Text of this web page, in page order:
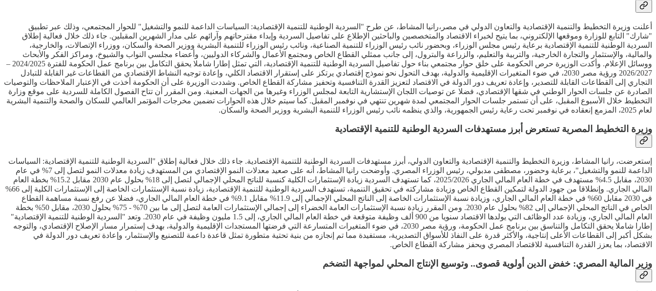
أعلنت وزيرة التخطيط والتنمية الإقتصادية والتعاون الدولي في مصر،رانيا المشاط، عن طرح "السردية الوطنية للتنمية الإقتصادية: السياسات الداعمة للنمو والتشغيل" للحوار المجتمعي، وذلك عبر تطبيق
"شارك" التابع للوزارة وموقعها الإلكتروني، بما يتيح لخبراء الاقتصاد والمتخصصين والباحثين الإطلاع على تفاصيل السردية وإبداء مقترحاتهم وآرائهم على مدار الشهرين المقبلين. جاء ذلك خلال فعالية إطلاق
السردية الوطنية للتنمية الإقتصادية برعاية رئيس مجلس الوزراء، وبحضور نائب رئيس الوزراء للتنمية الصناعية، ونائب رئيس الوزراء للتنمية البشرية ووزير الصحة والسكان، ووزراء الإتصالات، والخارجية،
والمالية، والإستثمار والتجارة الخارجية، والتربية والتعليم، والزراعة والبترول، إلى جانب ممثلي القطاع الخاص ومجتمع الأعمال والشركاء الدوليين، وأعضاء مجلسي النواب والشيوخ، ومراكز الفكر والأبحاث
ووسائل الإعلام. وأكدت الوزيرة حرص الحكومة على خلق حوار مجتمعي بناء حول تفاصيل السردية الوطنية للتنمية الإقتصادية، التي تمثل إطارا شاملا يحقق التكامل بين برنامج عمل الحكومة للفترة 2024/2025 –
2026/2027 ورؤية مصر 2030، في ضوء المتغيرات الإقليمية والدولية، بهدف التحول نحو نموذج إقتصادي يرتكز على إستقرار الاقتصاد الكلي، وإعادة توجيه النشاط الإقتصادي من القطاعات غير القابلة للتبادل
التجاري إلى القطاعات القابلة للتصدير، وإعادة تعريف دور الدولة في الاقتصاد لتعزيز القدرة التنافسية وتحفيز مشاركة القطاع الخاص. وشددت الوزيرة على أن الحكومة أخذت في الإعتبار الملاحظات والتوصيات
الصادرة عن جلسات الحوار الوطني في شقها الإقتصادي، فضلا عن توصيات اللجان الإستشارية التابعة لمجلس الوزراء وغيرها من الجهات المعنية. ومن المقرر أن تتاح الفصول الكاملة للسردية على موقع وزارة
التخطيط خلال الأسبوع المقبل، على أن تستمر جلسات الحوار المجتمعي لمدة شهرين تنتهي في نوفمبر المقبل. كما سيتم خلال هذه الحوارات تضمين مخرجات المؤتمر العالمي للسكان والصحة والتنمية البشرية
لعام 2025، المزمع إنعقاده في نوفمبر تحت رعاية رئيس الجمهورية، والذي ينظمه نائب رئيس الوزراء للتنمية البشرية ووزير الصحة والسكان.
وزيرة التخطيط المصرية تستعرض أبرز مستهدفات السردية الوطنية للتنمية الإقتصادية
إستعرضت، رانيا المشاط، وزيرة التخطيط والتنمية الإقتصادية والتعاون الدولي، أبرز مستهدفات السردية الوطنية للتنمية الإقتصادية. جاء ذلك خلال فعالية إطلاق "السردية الوطنية للتنمية الإقتصادية: السياسات
الداعمة للنمو والتشغيل"، برعاية وحضور، مصطفى مدبولي، رئيس الوزراء المصري. وأوضحت رانيا المشاط، أنه على صعيد معدلات النمو الإقتصادي من المستهدف زيادة معدلات النمو لتصل إلى 7% في عام
2030، مقابل 4.5% مستهدف في خطة العام المالي الجاري 2025/2026، كما تستهدف السردية زيادة الإستثمارات الكلية كنسبة للناتج المحلي الإجمالي لتصل إلى 18% بحلول عام 2030 مقابل 15.2% بخطة العام
المالي الجاري. وإنطلاقا من جهود الدولة لتمكين القطاع الخاص وزيادة مشاركته في تحقيق التنمية، تستهدف السردية الوطنية للتنمية الإقتصادية، زيادة نسبة الإستثمارات الخاصة إلى الإستثمارات الكلية إلى 66%
في 2030 مقابل 60% في خطة العام المالي الجاري، وزيادة نسبة الإستثمارات الخاصة إلى الناتج المحلي الإجمالي إلى 11.9% مقابل 9.1% في خطة العام المالي الجاري، فضلا عن رفع نسبة مساهمة القطاع
الخاص في الناتج المحلي الإجمالي إلى 82% بحلول عام 2030. ومن المقرر زيادة نسبة الإستثمارات العامة الخضراء إلى إجمالي الإستثمارات العامة لتصل إلى ما بين 70% - 75% بحلول 2030، مقابل 50% بخطة
العام المالي الجاري، وزيادة عدد الوظائف التي يولدها الاقتصاد سنويا من 900 ألف وظيفة متوقعة في خطة العام المالي الجاري، إلى 1.5 مليون وظيفة في عام 2030. وتعد "السردية الوطنية للتنمية الإقتصادية"
إطارا شاملا يحقق التكامل والتناسق بين برنامج عمل الحكومة، ورؤية مصر 2030، في ضوء المتغيرات المتسارعة التي فرضتها المستجدات الإقليمية والدولية، بهدف إستمرار مسار الإصلاح الإقتصادي، والتوجه
بشكل أكبر إلى القطاعات الأعلى إنتاجية، والأكثر قدرة على النفاذ للأسواق التصديرية، مستفيدة مما تم إنجازه من بنية تحتية متطورة تمثل قاعدة داعمة للتصنيع والإستثمار، وإعادة تعريف دور الدولة في
الاقتصاد، بما يعزز القدرة التنافسية للاقتصاد المصري ويحفز مشاركة القطاع الخاص.
وزير المالية المصري: خفض الدين أولوية قصوى.. وتوسيع الإنتاج المحلي لمواجهة التضخم